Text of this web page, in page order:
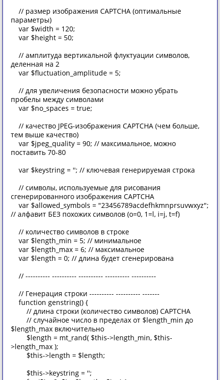
// размер изображения CAPTCHA (оптимальные
параметры)
var $width = 120;
var $height = 50;
// амплитуда вертикальной флуктуации символов,
деленная на 2
var $fluctuation_amplitude = 5;
// для увеличения безопасности можно убрать
пробелы между символами
var $no_spaces = true;
// качество JPEG-изображения CAPTCHA (чем больше,
тем выше качество)
var $jpeg_quality = 90; // максимальное, можно
поставить 70-80
var $keystring = ''; // ключевая генерируемая строка
// символы, используемые для рисования
сгенерированного изображения CAPTCHA
var $allowed_symbols = "23456789acdefhkmnprsuvwxyz";
// алфавит БЕЗ похожих символов (o=0, 1=l, i=j, t=f)
// количество символов в строке
var $length_min = 5; // минимальное
var $length_max = 6; // максимальное
var $length = 0; // длина будет сгенерирована
// ---------- ---------- ---------- ---------- ----------
// Генерация строки ---------- ---------- -------
function genstring() {
// длина строки (количество символов) CAPTCHA
// случайное число в пределах от $length_min до
$length_max включительно
$length = mt_rand( $this->length_min, $this-
>length_max );
$this->length = $length;
$this->keystring = '';